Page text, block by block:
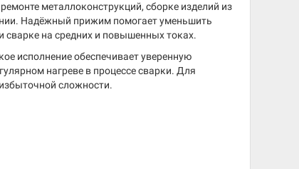
металлоконструкций, сборке изделий из
Надёжный прижим помогает уменьшить
сварке на средних и повышенных токах.
исполнение обеспечивает уверенную
нагреве в процессе сварки. Для
сложности.